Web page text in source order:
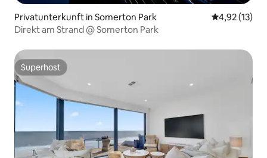
Privatunterkunft in Somerton Park
4,92 (13)
Direkt am Strand @ Somerton Park
Superhost
Superhost